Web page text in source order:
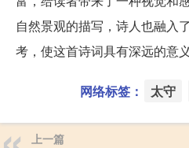
自然景观的描写，诗人也融入
考，使这首诗词具有深远的意义
网络标签： 太守
上一篇